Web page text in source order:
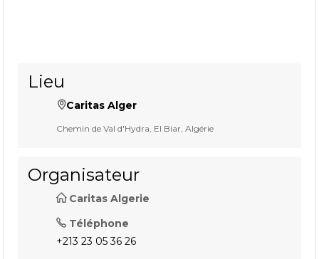
Lieu
Caritas Alger
Chemin de Val d'Hydra, El Biar, Algérie
Organisateur
Caritas Algerie
Téléphone
+213 23 05 36 26